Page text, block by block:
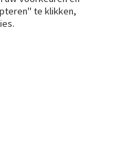
te klikken,